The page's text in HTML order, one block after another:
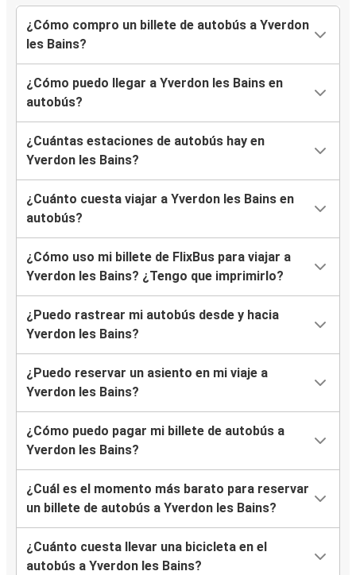
¿Cómo compro un billete de autobús a Yverdon
les Bains?
¿Cómo puedo llegar a Yverdon les Bains en
autobús?
¿Cuántas estaciones de autobús hay en
Yverdon les Bains?
¿Cuánto cuesta viajar a Yverdon les Bains en
autobús?
¿Cómo uso mi billete de FlixBus para viajar a
Yverdon les Bains? ¿Tengo que imprimirlo?
¿Puedo rastrear mi autobús desde y hacia
Yverdon les Bains?
¿Puedo reservar un asiento en mi viaje a
Yverdon les Bains?
¿Cómo puedo pagar mi billete de autobús a
Yverdon les Bains?
¿Cuál es el momento más barato para reservar
un billete de autobús a Yverdon les Bains?
¿Cuánto cuesta llevar una bicicleta en el
autobús a Yverdon les Bains?